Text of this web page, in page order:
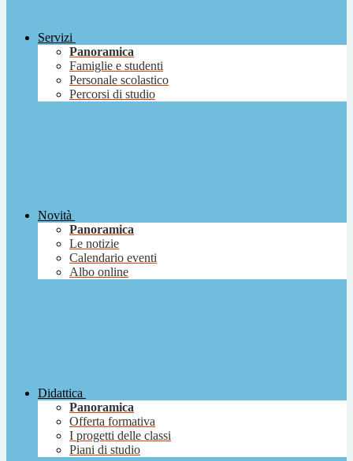
Servizi
Panoramica
Famiglie e studenti
Personale scolastico
Percorsi di studio
Novità
Panoramica
Le notizie
Calendario eventi
Albo online
Didattica
Panoramica
Offerta formativa
I progetti delle classi
Piani di studio